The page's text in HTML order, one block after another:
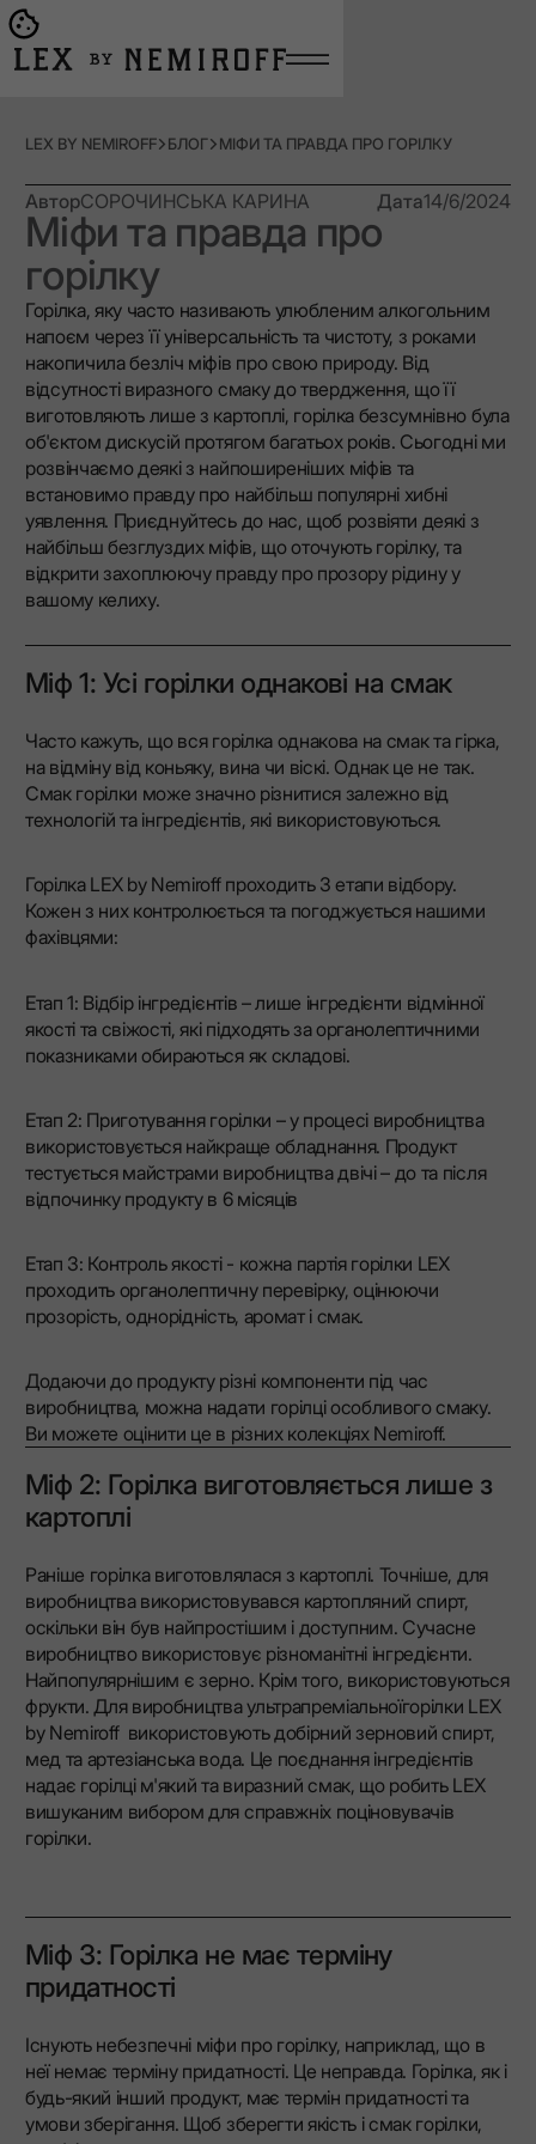
Go to main page
LEX BY NEMIROFF БЛОГ МІФИ ТА ПРАВДА ПРО ГОРІЛКУ
АвторСОРОЧИНСЬКА КАРИНА Дата14/6/2024
Міфи та правда про
горілку
Горілка, яку часто називають улюбленим алкогольним
напоєм через її універсальність та чистоту, з роками
накопичила безліч міфів про свою природу. Від
відсутності виразного смаку до твердження, що її
виготовляють лише з картоплі, горілка безсумнівно була
об'єктом дискусій протягом багатьох років. Сьогодні ми
розвінчаємо деякі з найпоширеніших міфів та
встановимо правду про найбільш популярні хибні
уявлення. Приєднуйтесь до нас, щоб розвіяти деякі з
найбільш безглуздих міфів, що оточують горілку, та
відкрити захоплюючу правду про прозору рідину у
вашому келиху.
Міф 1: Усі горілки однакові на смак
Часто кажуть, що вся горілка однакова на смак та гірка,
на відміну від коньяку, вина чи віскі. Однак це не так.
Смак горілки може значно різнитися залежно від
технологій та інгредієнтів, які використовуються.
Горілка LEX by Nemiroff проходить 3 етапи відбору.
Кожен з них контролюється та погоджується нашими
фахівцями: ​
Етап 1: Відбір інгредієнтів – лише інгредієнти відмінної
якості та свіжості, які підходять за органолептичними
показниками обираються як складові.
Етап 2: Приготування горілки – у процесі виробництва
використовується найкраще обладнання. Продукт
тестується майстрами виробництва двічі – до та після
відпочинку продукту в 6 місяців​
Етап 3: Контроль якості - кожна партія горілки LEX
проходить органолептичну перевірку, оцінюючи
прозорість, однорідність, аромат і смак.
Додаючи до продукту різні компоненти під час
виробництва, можна надати горілці особливого смаку.
Ви можете оцінити це в різних колекціях Nemiroff.
Міф 2: Горілка виготовляється лише з
картоплі
Раніше горілка виготовлялася з картоплі. Точніше, для
виробництва використовувався картопляний спирт,
оскільки він був найпростішим і доступним. Сучасне
виробництво використовує різноманітні інгредієнти.
Найпопулярнішим є зерно. Крім того, використовуються
фрукти. Для виробництва ультрапреміальноїгорілки LEX
by Nemiroff використовують добірний зерновий спирт,
мед та артезіанська вода. Це поєднання інгредієнтів
надає горілці м'який та виразний смак, що робить LEX
вишуканим вибором для справжніх поціновувачів
горілки.
Міф 3: Горілка не має терміну
придатності
Існують небезпечні міфи про горілку, наприклад, що в
неї немає терміну придатності. Це неправда. Горілка, як і
будь-який інший продукт, має термін придатності та
умови зберігання. Щоб зберегти якість і смак горілки,